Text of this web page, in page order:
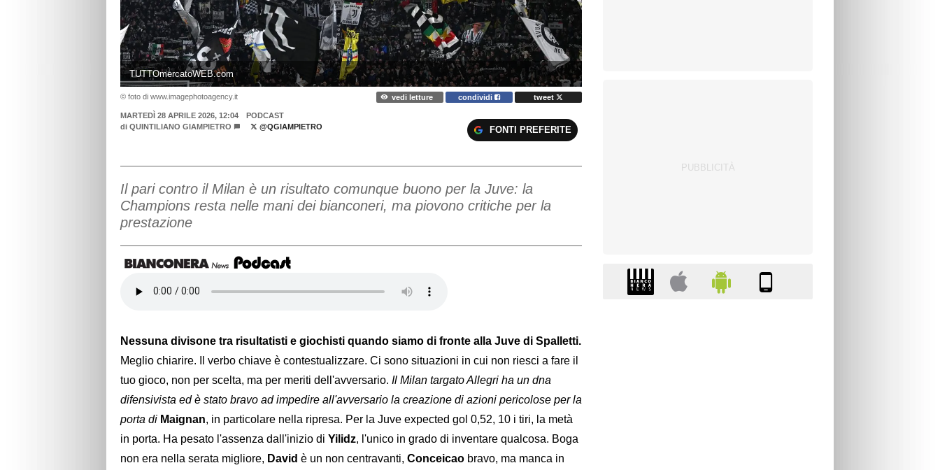
TUTTOmercatoWEB.com
© foto di www.imagephotoagency.it vedi letture condividi tweet
MARTEDÌ 28 APRILE 2026, 12:04
PODCAST
di QUINTILIANO GIAMPIETRO @QGIAMPIETRO FONTI PREFERITE
Il pari contro il Milan è un risultato comunque buono per la Juve: la
Champions resta nelle mani dei bianconeri, ma piovono critiche per la
prestazione
Nessuna divisone tra risultatisti e giochisti quando siamo di fronte alla Juve di Spalletti.
Meglio chiarire. Il verbo chiave è contestualizzare. Ci sono situazioni in cui non riesci a fare il
tuo gioco, non per scelta, ma per meriti dell'avversario. Il Milan targato Allegri ha un dna
difensivista ed è stato bravo ad impedire all'avversario la creazione di azioni pericolose per la
porta di Maignan, in particolare nella ripresa. Per la Juve expected gol 0,52, 10 i tiri, la metà
in porta. Ha pesato l'assenza dall'inizio di Yilidz, l'unico in grado di inventare qualcosa. Boga
non era nella serata migliore, David è un non centravanti, Conceicao bravo, ma manca in